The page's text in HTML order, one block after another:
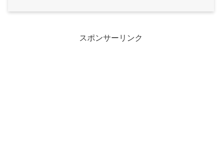
スポンサーリンク